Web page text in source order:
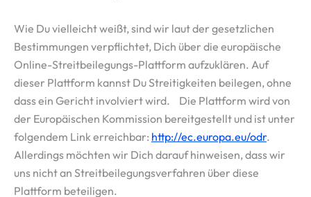
Wie Du vielleicht weißt, sind wir laut der gesetzlichen
Bestimmungen verpflichtet, Dich über die europäische
Online-Streitbeilegungs-Plattform aufzuklären. Auf
dieser Plattform kannst Du Streitigkeiten beilegen, ohne
dass ein Gericht involviert wird. Die Plattform wird von
der Europäischen Kommission bereitgestellt und ist unter
folgendem Link erreichbar: http://ec.europa.eu/odr.
Allerdings möchten wir Dich darauf hinweisen, dass wir
uns nicht an Streitbeilegungsverfahren über diese
Plattform beteiligen.